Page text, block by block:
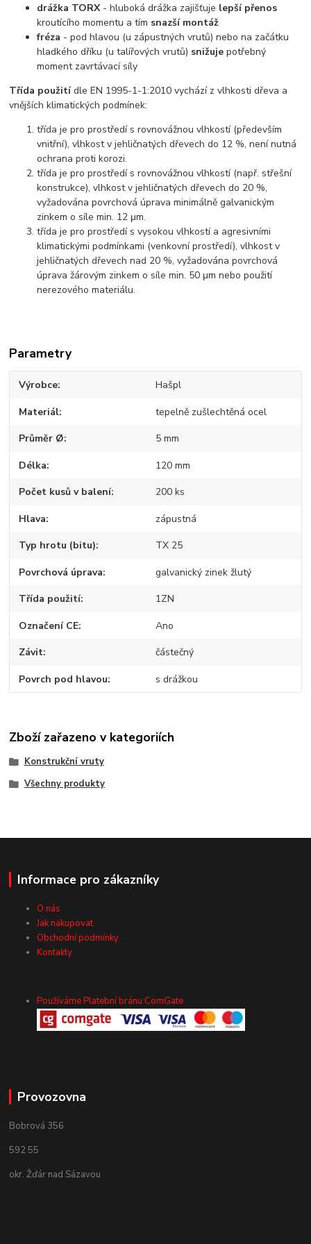
drážka TORX- hluboká drážka zajišťuje lepší přenos
kroutícího momentu a tím snazší montáž
fréza - pod hlavou (u zápustných vrutů) nebo na začátku
hladkého dříku (u talířových vrutů) snižujepotřebný
moment zavrtávací síly
Třída použitídle EN 1995-1-1:2010 vychází z vlhkosti dřeva a
vnějších klimatických podmínek:
třída je pro prostředí s rovnovážnou vlhkostí (především
vnitřní), vlhkost v jehličnatých dřevech do 12 %, není nutná
ochrana proti korozi.
třída je pro prostředí s rovnovážnou vlhkostí (např. střešní
konstrukce), vlhkost v jehličnatých dřevech do 20 %,
vyžadována povrchová úprava minimálně galvanickým
zinkem o síle min. 12 μm.
třída je pro prostředí s vysokou vlhkostí a agresivními
klimatickými podmínkami (venkovní prostředí), vlhkost v
jehličnatých dřevech nad 20 %, vyžadována povrchová
úprava žárovým zinkem o síle min. 50 μm nebo použití
nerezového materiálu.
Parametry
Výrobce Hašpl
Materiál tepelně zušlechtěná ocel
Průměr Ø 5 mm
Délka 120 mm
Počet kusů v balení 200 ks
Hlava zápustná
Typ hrotu (bitu) TX 25
Povrchová úprava galvanický zinek žlutý
Třída použití 1ZN
Označení CE Ano
Závit částečný
Povrch pod hlavou s drážkou
Zboží zařazeno v kategoriích
Konstrukční vruty
Všechny produkty
Informace pro zákazníky
O nás
Jak nakupovat
Obchodní podmínky
Kontakty
Používáme Platební bránu ComGate
Provozovna
Bobrová 356
592 55
okr. Žďár nad Sázavou